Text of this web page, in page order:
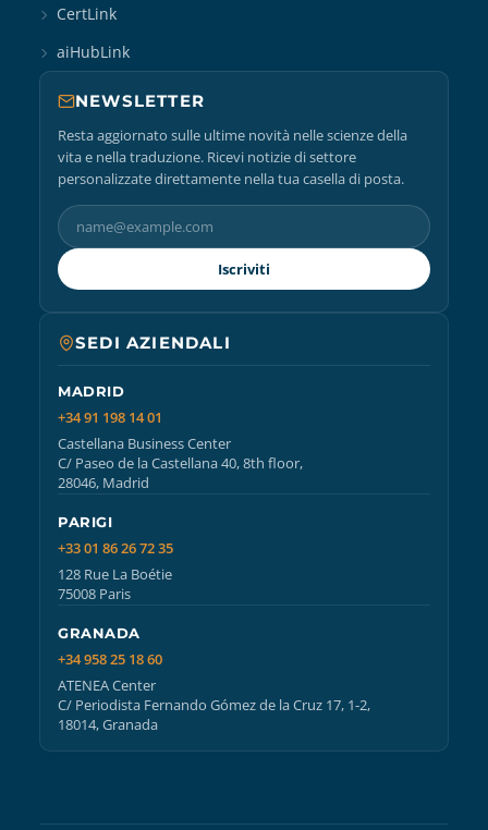
CertLink
aiHubLink
NEWSLETTER
Resta aggiornato sulle ultime novità nelle scienze della
vita e nella traduzione. Ricevi notizie di settore
personalizzate direttamente nella tua casella di posta.
Iscriviti
SEDI AZIENDALI
MADRID
+34 91 198 14 01
Castellana Business Center
C/ Paseo de la Castellana 40, 8th floor,
28046, Madrid
PARIGI
+33 01 86 26 72 35
128 Rue La Boétie
75008 Paris
GRANADA
+34 958 25 18 60
ATENEA Center
C/ Periodista Fernando Gómez de la Cruz 17, 1-2,
18014, Granada